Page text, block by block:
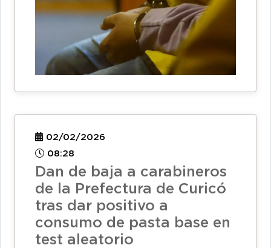
02/02/2026
08:28
Dan de baja a carabineros
de la Prefectura de Curicó
tras dar positivo a
consumo de pasta base en
test aleatorio